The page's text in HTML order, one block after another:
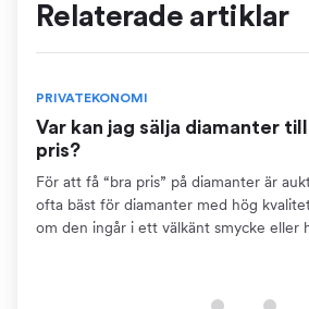
Relaterade artiklar
PRIVATEKONOMI
Var kan jag sälja diamanter
pris?
För att få “bra pris” på diamanter är
ofta bäst för diamanter med hög
om den ingår i ett välkänt smycke eller